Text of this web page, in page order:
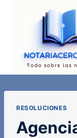
RESOLUCIONES